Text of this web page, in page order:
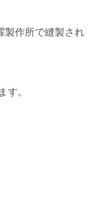
製作所で縫製され
。